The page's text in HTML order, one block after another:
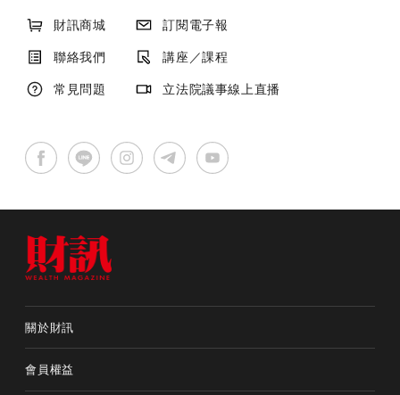
財訊商城
訂閱電子報
聯絡我們
講座／課程
常見問題
立法院議事線上直播
關於財訊
會員權益